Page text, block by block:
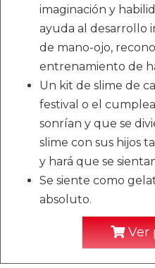
imaginación y
ayuda al desarrollo
de mano-ojo,
entrenamiento de
Un kit de slime de
festival o el
sonrían y que se
slime con sus hijos
y hará que se
Se siente como
absoluto.
Ver